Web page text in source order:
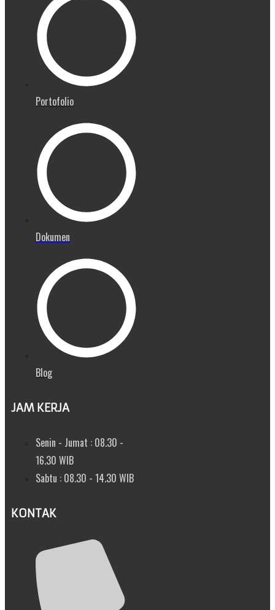
Portofolio
Dokumen
Blog
JAM KERJA
Senin - Jumat : 08.30 -
16.30 WIB
Sabtu : 08.30 - 14.30 WIB
KONTAK